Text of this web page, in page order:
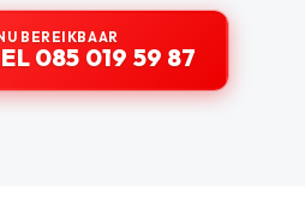
BEREIKBAAR
085 019 59 87